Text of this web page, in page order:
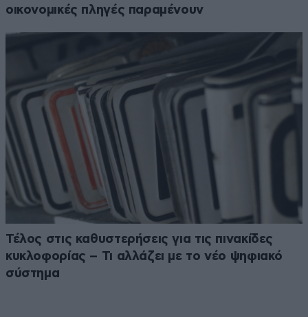
οικονομικές πληγές παραμένουν
Τέλος στις καθυστερήσεις για τις πινακίδες
κυκλοφορίας – Τι αλλάζει με το νέο ψηφιακό
σύστημα